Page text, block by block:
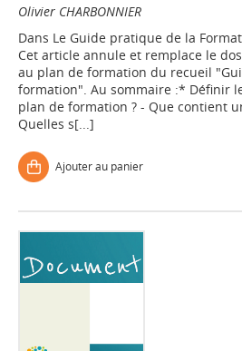
Olivier CHARBONNIER
Dans Le Guide pratique de la
Cet article annule et remplace le
au plan de formation du recueil
formation". Au sommaire :* Définir
plan de formation ? - Que contient
Quelles s[...]
Ajouter au panier